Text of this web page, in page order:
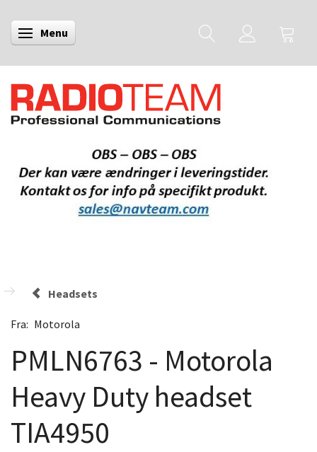
Skifte navigation
Menu
Headsets
Fra: Motorola
PMLN6763 - Motorola
Heavy Duty headset
TIA4950